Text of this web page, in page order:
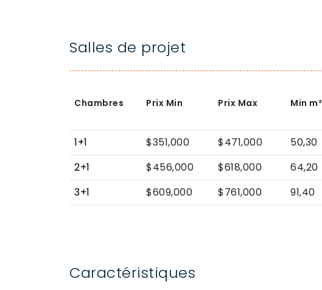
Salles de projet
Chambres Prix Min Prix Max Min m²
1+1 $351,000 $471,000 50,30
2+1
$456,000 $618,000 64,20
3+1
$609,000 $761,000 91,40
Caractéristiques